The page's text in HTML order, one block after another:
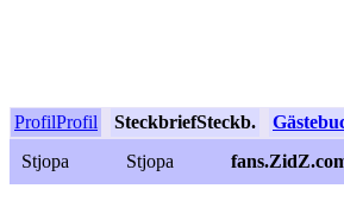
ProfilProfil SteckbriefSteckb.
Stjopa
Stjopa